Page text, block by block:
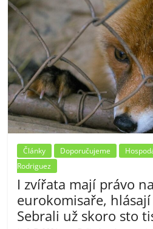
Články Doporučujeme
Rodriguez
I zvířata mají právo
eurokomisaře,
Sebrali už skoro sto